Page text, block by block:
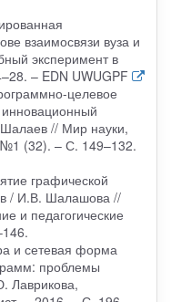
взаимосвязи вуза и
эксперимент в
– EDN UWUGPF
целевое
// Мир науки,
№1 (32). – С. 149–132.
графической
/ И.В. Шалашова //
и педагогические
и сетевая форма
проблемы
Лаврикова,